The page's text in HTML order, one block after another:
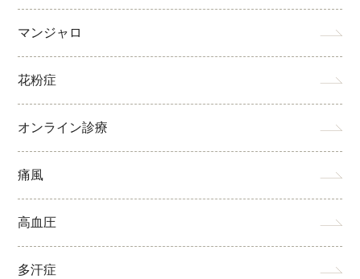
マンジャロ
花粉症
オンライン診療
痛風
高血圧
多汗症